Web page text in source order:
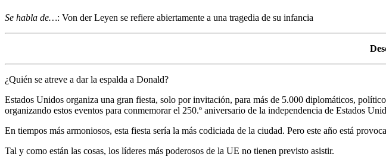
Se habla de…: Von der Leyen se refiere abiertamente a una tragedia de su infancia
¿Quién se atreve a dar la espalda a Donald?
Estados Unidos organiza una gran fiesta, solo por invitación, para más de 5.000 diplomáticos,
organizando estos eventos para conmemorar el 250.º aniversario de la independencia de Estados
En tiempos más armoniosos, esta fiesta sería la más codiciada de la ciudad. Pero este año está
Tal y como están las cosas, los líderes más poderosos de la UE no tienen previsto asistir.